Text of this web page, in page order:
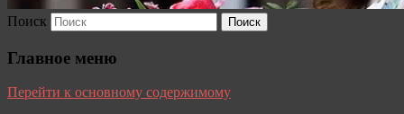
Поиск
Главное меню
Перейти к основному содержимому